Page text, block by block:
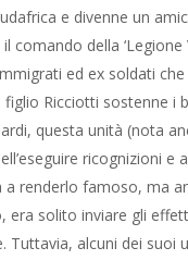
e divenne un
comando della
ed ex soldati
figlio Ricciotti sostenne
questa unità (nota
ricognizioni
renderlo famoso, ma
era solito inviare gli
Tuttavia, alcuni dei